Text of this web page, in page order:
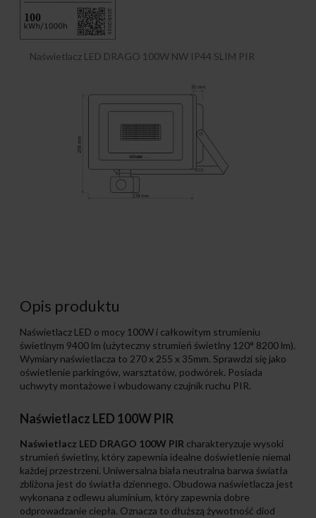
Naświetlacz LED DRAGO 100W NW IP44 SLIM PIR
Opis produktu
Naświetlacz LED o mocy 100W i całkowitym strumieniu
świetlnym 9400 lm (użyteczny strumień świetlny 120° 8200 lm).
Wymiary naświetlacza to 270 x 255 x 35mm. Sprawdzi się jako
oświetlenie parkingów, warsztatów, podwórek. Posiada
uchwyty montażowe i wbudowany czujnik ruchu PIR.
Naświetlacz LED 100W PIR
Naświetlacz LED DRAGO 100W PIR charakteryzuje wysoki
strumień świetlny, który zapewnia idealne doświetlenie niemal
każdej przestrzeni. Uniwersalna biała neutralna barwa światła
zbliżona jest do światła dziennego. Obudowa naświetlacza jest
wykonana z odlewu aluminium, który zapewnia dobre
odprowadzanie ciepła. Oznacza to dłuższą żywotność diod